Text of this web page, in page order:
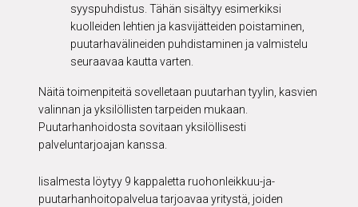
syyspuhdistus. Tähän sisältyy esimerkiksi
kuolleiden lehtien ja kasvijätteiden poistaminen,
puutarhavälineiden puhdistaminen ja valmistelu
seuraavaa kautta varten.
Näitä toimenpiteitä sovelletaan puutarhan tyylin, kasvien
valinnan ja yksilöllisten tarpeiden mukaan.
Puutarhanhoidosta sovitaan yksilöllisesti
palveluntarjoajan kanssa.
Iisalmesta löytyy 9 kappaletta ruohonleikkuu-ja-
puutarhanhoitopalvelua tarjoavaa yritystä, joiden